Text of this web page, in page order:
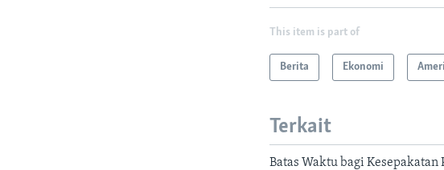
This item is part of
Berita Ekonomi
Terkait
Batas Waktu bagi